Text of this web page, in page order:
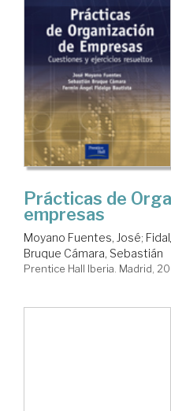
Prácticas de
empresas
Moyano Fuentes, José;
Bruque Cámara, Sebastián
Prentice Hall Iberia. Madrid,